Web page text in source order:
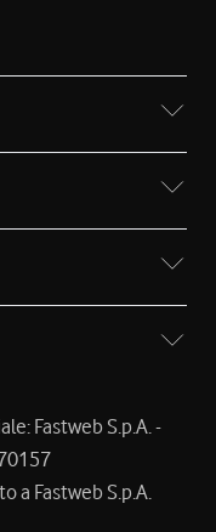
Fastweb S.p.A. -
a Fastweb S.p.A.